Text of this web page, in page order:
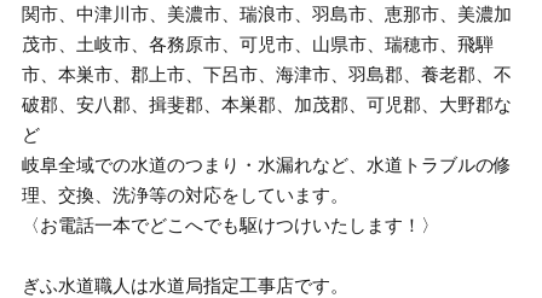
関市、中津川市、美濃市、瑞浪市、羽島市、恵那市、美濃加
茂市、土岐市、各務原市、可児市、山県市、瑞穂市、飛騨
市、本巣市、郡上市、下呂市、海津市、羽島郡、養老郡、不
破郡、安八郡、揖斐郡、本巣郡、加茂郡、可児郡、大野郡な
ど
岐阜全域での水道のつまり・水漏れなど、水道トラブルの修
理、交換、洗浄等の対応をしています。
〈お電話一本でどこへでも駆けつけいたします！〉
ぎふ水道職人は水道局指定工事店です。